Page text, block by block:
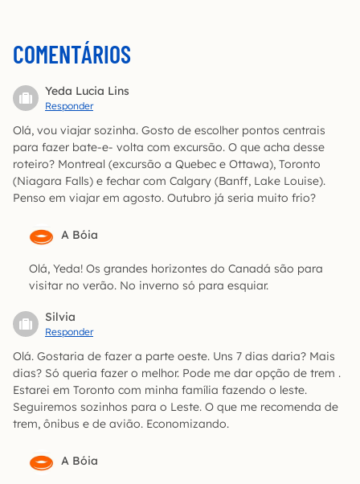
COMENTÁRIOS
Yeda Lucia Lins
Responder
Olá, vou viajar sozinha. Gosto de escolher pontos centrais
para fazer bate-e- volta com excursão. O que acha desse
roteiro? Montreal (excursão a Quebec e Ottawa), Toronto
(Niagara Falls) e fechar com Calgary (Banff, Lake Louise).
Penso em viajar em agosto. Outubro já seria muito frio?
A Bóia
Olá, Yeda! Os grandes horizontes do Canadá são para
visitar no verão. No inverno só para esquiar.
Silvia
Responder
Olá. Gostaria de fazer a parte oeste. Uns 7 dias daria? Mais
dias? Só queria fazer o melhor. Pode me dar opção de trem .
Estarei em Toronto com minha família fazendo o leste.
Seguiremos sozinhos para o Leste. O que me recomenda de
trem, ônibus e de avião. Economizando.
A Bóia